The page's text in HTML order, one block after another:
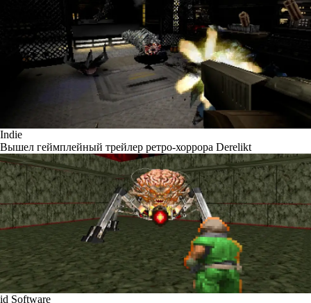
Indie
Вышел геймплейный трейлер ретро-хоррора Derelikt
id Software